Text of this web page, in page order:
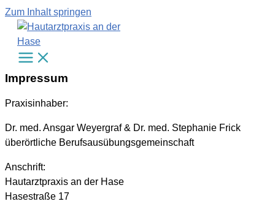
Zum Inhalt springen
Impressum
Praxisinhaber:
Dr. med. Ansgar Weyergraf & Dr. med. Stephanie Frick
überörtliche Berufsausübungsgemeinschaft
Anschrift:
Hautarztpraxis an der Hase
Hasestraße 17